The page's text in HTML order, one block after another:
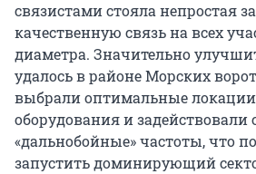
связистами стояла непростая
качественную связь на всех
диаметра. Значительно
удалось в районе Морских
выбрали оптимальные
оборудования и
«дальнобойные» частоты, что
запустить доминирующий